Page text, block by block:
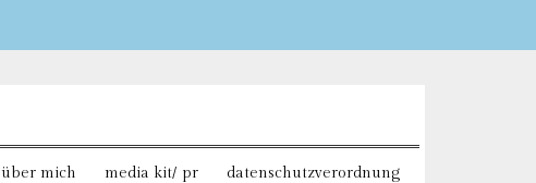
über mich media kit/ pr datenschutzverordnung